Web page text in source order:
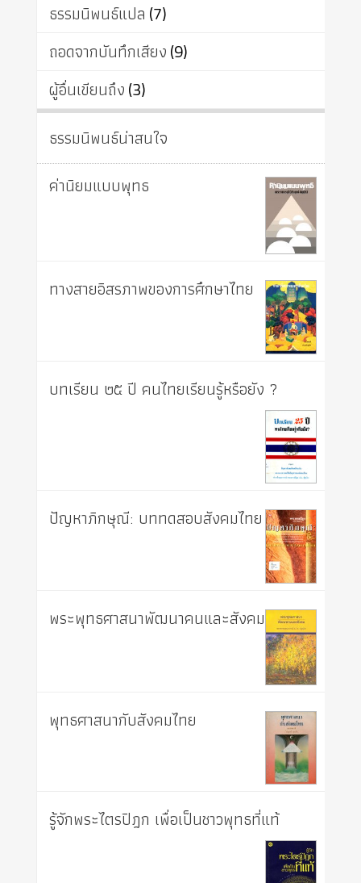
ธรรมนิพนธ์แปล (7)
ถอดจากบันทึกเสียง(9)
ผู้อื่นเขียนถึง(3)
ธรรมนิพนธ์น่าสนใจ
ค่านิยมแบบพุทธ
ทางสายอิสรภาพของการศึกษาไทย
บทเรียน ๒๕ ปี คนไทยเรียนรู้หรือยัง ?
ปัญหาภิกษุณี: บททดสอบสังคมไทย
พระพุทธศาสนาพัฒนาคนและสังคม
พุทธศาสนากับสังคมไทย
รู้จักพระไตรปิฎก เพื่อเป็นชาวพุทธที่แท้